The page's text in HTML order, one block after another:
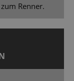
Renner.